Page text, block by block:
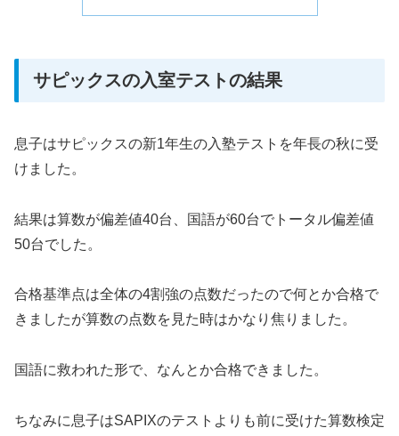
サピックスの入室テストの結果
息子はサピックスの新1年生の入塾テストを年長の秋に受
けました。
結果は算数が偏差値40台、国語が60台でトータル偏差値
50台でした。
合格基準点は全体の4割強の点数だったので何とか合格で
きましたが算数の点数を見た時はかなり焦りました。
国語に救われた形で、なんとか合格できました。
ちなみに息子はSAPIXのテストよりも前に受けた算数検定